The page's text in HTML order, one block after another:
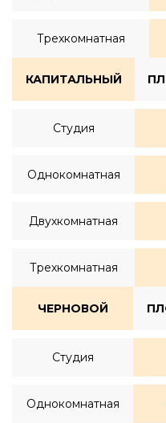
Трехкомнатная
КАПИТАЛЬНЫЙ
Студия
Однокомнатная
Двухкомнатная
Трехкомнатная
ЧЕРНОВОЙ
Студия
Однокомнатная